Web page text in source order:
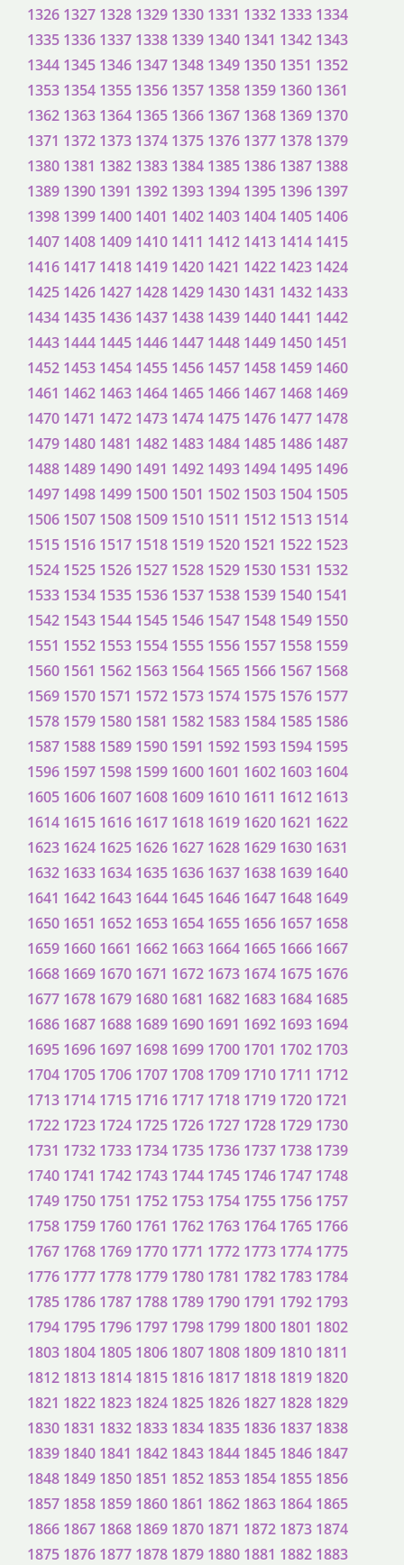
1326 1327 1328 1329 1330 1331 1332 1333 1334
1335 1336 1337 1338 1339 1340 1341 1342 1343
1344 1345 1346 1347 1348 1349 1350 1351 1352
1353 1354 1355 1356 1357 1358 1359 1360 1361
1362 1363 1364 1365 1366 1367 1368 1369 1370
1371 1372 1373 1374 1375 1376 1377 1378 1379
1380 1381 1382 1383 1384 1385 1386 1387 1388
1389 1390 1391 1392 1393 1394 1395 1396 1397
1398 1399 1400 1401 1402 1403 1404 1405 1406
1407 1408 1409 1410 1411 1412 1413 1414 1415
1416 1417 1418 1419 1420 1421 1422 1423 1424
1425 1426 1427 1428 1429 1430 1431 1432 1433
1434 1435 1436 1437 1438 1439 1440 1441 1442
1443 1444 1445 1446 1447 1448 1449 1450 1451
1452 1453 1454 1455 1456 1457 1458 1459 1460
1461 1462 1463 1464 1465 1466 1467 1468 1469
1470 1471 1472 1473 1474 1475 1476 1477 1478
1479 1480 1481 1482 1483 1484 1485 1486 1487
1488 1489 1490 1491 1492 1493 1494 1495 1496
1497 1498 1499 1500 1501 1502 1503 1504 1505
1506 1507 1508 1509 1510 1511 1512 1513 1514
1515 1516 1517 1518 1519 1520 1521 1522 1523
1524 1525 1526 1527 1528 1529 1530 1531 1532
1533 1534 1535 1536 1537 1538 1539 1540 1541
1542 1543 1544 1545 1546 1547 1548 1549 1550
1551 1552 1553 1554 1555 1556 1557 1558 1559
1560 1561 1562 1563 1564 1565 1566 1567 1568
1569 1570 1571 1572 1573 1574 1575 1576 1577
1578 1579 1580 1581 1582 1583 1584 1585 1586
1587 1588 1589 1590 1591 1592 1593 1594 1595
1596 1597 1598 1599 1600 1601 1602 1603 1604
1605 1606 1607 1608 1609 1610 1611 1612 1613
1614 1615 1616 1617 1618 1619 1620 1621 1622
1623 1624 1625 1626 1627 1628 1629 1630 1631
1632 1633 1634 1635 1636 1637 1638 1639 1640
1641 1642 1643 1644 1645 1646 1647 1648 1649
1650 1651 1652 1653 1654 1655 1656 1657 1658
1659 1660 1661 1662 1663 1664 1665 1666 1667
1668 1669 1670 1671 1672 1673 1674 1675 1676
1677 1678 1679 1680 1681 1682 1683 1684 1685
1686 1687 1688 1689 1690 1691 1692 1693 1694
1695 1696 1697 1698 1699 1700 1701 1702 1703
1704 1705 1706 1707 1708 1709 1710 1711 1712
1713 1714 1715 1716 1717 1718 1719 1720 1721
1722 1723 1724 1725 1726 1727 1728 1729 1730
1731 1732 1733 1734 1735 1736 1737 1738 1739
1740 1741 1742 1743 1744 1745 1746 1747 1748
1749 1750 1751 1752 1753 1754 1755 1756 1757
1758 1759 1760 1761 1762 1763 1764 1765 1766
1767 1768 1769 1770 1771 1772 1773 1774 1775
1776 1777 1778 1779 1780 1781 1782 1783 1784
1785 1786 1787 1788 1789 1790 1791 1792 1793
1794 1795 1796 1797 1798 1799 1800 1801 1802
1803 1804 1805 1806 1807 1808 1809 1810 1811
1812 1813 1814 1815 1816 1817 1818 1819 1820
1821 1822 1823 1824 1825 1826 1827 1828 1829
1830 1831 1832 1833 1834 1835 1836 1837 1838
1839 1840 1841 1842 1843 1844 1845 1846 1847
1848 1849 1850 1851 1852 1853 1854 1855 1856
1857 1858 1859 1860 1861 1862 1863 1864 1865
1866 1867 1868 1869 1870 1871 1872 1873 1874
1875 1876 1877 1878 1879 1880 1881 1882 1883